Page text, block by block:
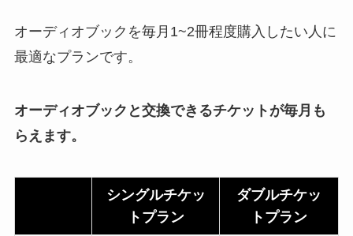
オーディオブックを毎月1~2冊程度購入したい人に
最適なプランです。
オーディオブックと交換できるチケットが毎月も
らえます。
シングルチケッ
トプラン
ダブルチケッ
トプラン